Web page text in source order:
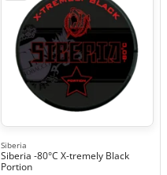
Siberia
Siberia -80°C X-tremely Black
Portion